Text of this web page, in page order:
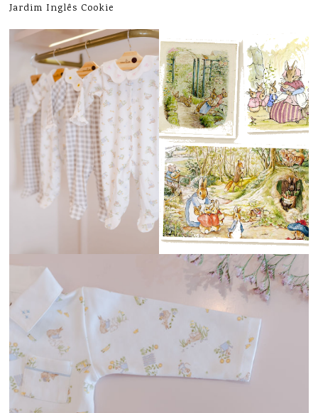
Jardim Inglês Cookie